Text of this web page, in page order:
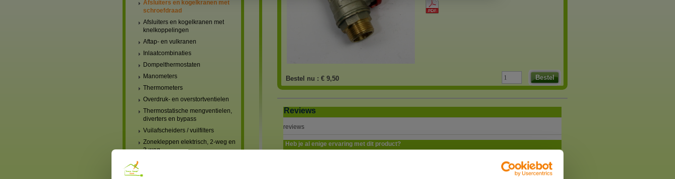
Afsluiters en kogelkranen met
schroefdraad
Afsluiters en kogelkranen met
knelkoppelingen
Aftap- en vulkranen
Inlaatcombinaties
Dompelthermostaten
Manometers
Thermometers
Overdruk- en overstortventielen
Thermostatische mengventielen,
diverters en bypass
Vuilafscheiders / vuilfilters
Zonekleppen elektrisch, 2-weg en
3-weg
Bestel nu : € 9,50 Bestel
Reviews
reviews
Heb je al enige ervaring met dit product?